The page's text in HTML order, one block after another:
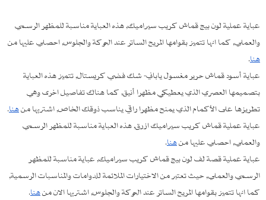
عباية عملية لون بيج قماش كريب سيراميك, هذه العباية مناسبة للمظهر الرسمي
والعملي, كما انها تتميز بقوامها المريح الساتر عند الحركة والجلوس, احصلي عليها من
هنا.
عباية أسود قماش حرير مغسول ياباني- شك فضي كريستال, تتميز هذه العباية
بتصميمها العصري الذي يعطيكي مظهرا أنيق, كما هناك تفاصيل اخرى وهي
تطريزها على الأكمام الذي يمنح مظهرا راقي يناسب ذوقك الخاص, اشتريها منهنا.
عباية عملية قماش كريب سيراميك ازرق, هذه العباية مناسبة للمظهر الرسمي
والعملي, احصلي عليها منهنا.
عباية عملية قصة لف لون بيج قماش كريب سيراميك, عباية مناسبة للمظهر
الرسمي والعملي, حيث تعتبر من الاختيارات الملائمة للدوامات والمناسبات الرسمية,
كما انها تتميز بقوامها المريح الساتر عند الحركة والجلوس, اشتريها الان منهنا.